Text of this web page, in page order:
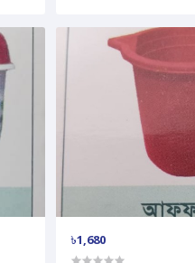
৳1,680